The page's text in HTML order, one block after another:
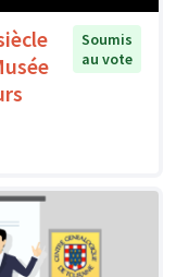
Soumis
au vote